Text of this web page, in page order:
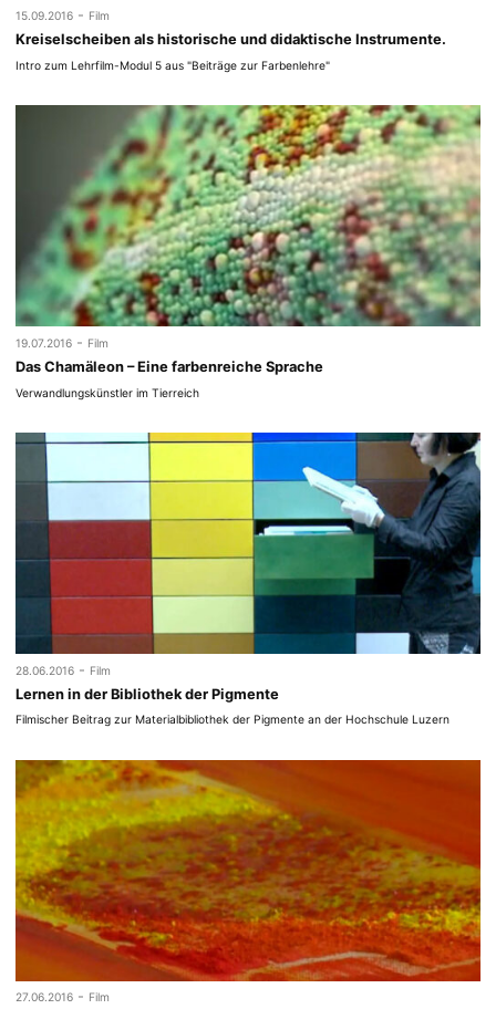
15.09.2016 - Film
Kreiselscheiben als historische und didaktische Instrumente.
Intro zum Lehrfilm-Modul 5 aus "Beiträge zur Farbenlehre"
19.07.2016 - Film
Das Chamäleon – Eine farbenreiche Sprache
Verwandlungskünstler im Tierreich
28.06.2016 - Film
Lernen in der Bibliothek der Pigmente
Filmischer Beitrag zur Materialbibliothek der Pigmente an der Hochschule Luzern
27.06.2016 - Film